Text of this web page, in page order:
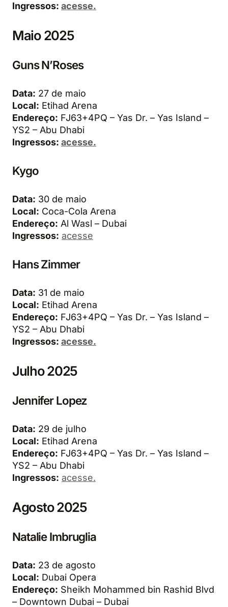
Ingressos: acesse.
Maio 2025
Guns N’Roses
Data: 27 de maio
Local: Etihad Arena
Endereço: FJ63+4PQ – Yas Dr. – Yas Island –
YS2 – Abu Dhabi
Ingressos: acesse.
Kygo
Data: 30 de maio
Local: Coca-Cola Arena
Endereço: Al Wasl – Dubai
Ingressos: acesse
Hans Zimmer
Data: 31 de maio
Local: Etihad Arena
Endereço: FJ63+4PQ – Yas Dr. – Yas Island –
YS2 – Abu Dhabi
Ingressos: acesse.
Julho 2025
Jennifer Lopez
Data: 29 de julho
Local: Etihad Arena
Endereço: FJ63+4PQ – Yas Dr. – Yas Island –
YS2 – Abu Dhabi
Ingressos: acesse.
Agosto 2025
Natalie Imbruglia
Data: 23 de agosto
Local: Dubai Opera
Endereço: Sheikh Mohammed bin Rashid Blvd
– Downtown Dubai – Dubai